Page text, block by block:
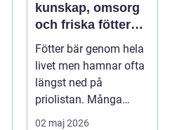
kunskap, omsorg
och friska fötter
året runt
Fötter bär genom hela
livet men hamnar ofta
längst ned på
priolistan. Många
väntar tills problemen
02 maj 2026